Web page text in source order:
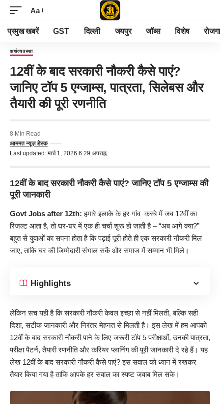
Aa
प्रमुख खबरें GST दिल्ली जयपुर जॉब्स विशेष
अर्थव्यवस्था
12वीं के बाद सरकारी नौकरी कैसे पाएं?
जानिए टॉप 5 एग्जाम्स, पात्रता, सिलेबस और
तैयारी की पूरी रणनीति
Last updated: मार्च 1, 2026 6:29 अपराह्न
आममत न्यूज़ डेस्क
8 Min Read
12वीं के बाद सरकारी नौकरी कैसे पाएं? जानिए टॉप 5 एग्जाम्स की
पूरी जानकारी
Govt Jobs after 12th: हमारे इलाके के हर गांव–कस्बे में जब 12वीं का
रिजल्ट आता है, तो घर-घर में एक ही चर्चा शुरू हो जाती है – “अब आगे क्या?”
बहुत से युवाओं का सपना होता है कि पढ़ाई पूरी होते ही एक सरकारी नौकरी मिल
जाए, ताकि घर की जिम्मेदारी संभाल सकें और समाज में सम्मान भी मिले।
Highlights
लेकिन सच यही है कि सरकारी नौकरी केवल इच्छा से नहीं मिलती, बल्कि सही
दिशा, सटीक जानकारी और निरंतर मेहनत से मिलती है। इस लेख में हम आपको
12वीं के बाद सरकारी नौकरी पाने के लिए जरूरी टॉप 5 परीक्षाओं, उनकी पात्रता,
परीक्षा पैटर्न, तैयारी रणनीति और करियर प्लानिंग की पूरी जानकारी दे रहे हैं। यह
लेख 12वीं के बाद सरकारी नौकरी कैसे पाएं? इस सवाल को ध्यान में रखकर
तैयार किया गया है ताकि आपके हर सवाल का स्पष्ट जवाब मिल सके।